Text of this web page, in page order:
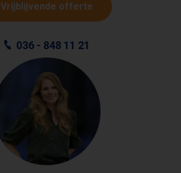
Vrijblijvende offerte
036 - 848 11 21